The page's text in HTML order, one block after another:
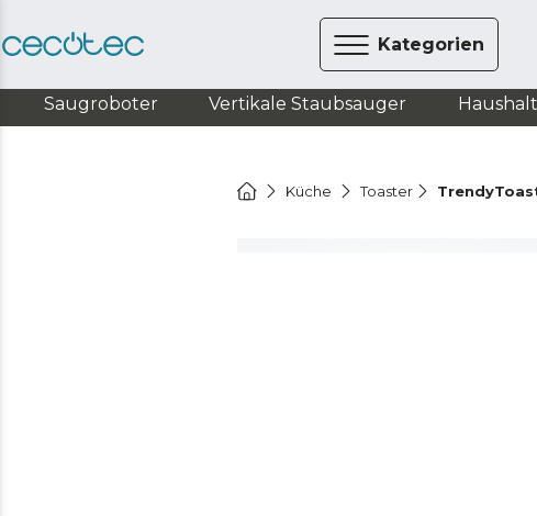
Kategorien
Saugroboter Vertikale Staubsauger
Küche Toaster